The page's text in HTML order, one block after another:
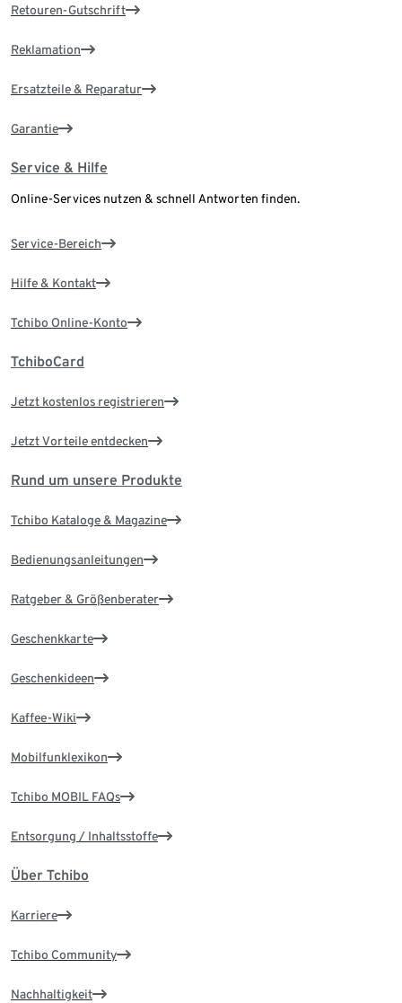
Retouren-Gutschrift
Reklamation
Ersatzteile & Reparatur
Garantie
Service & Hilfe
Online-Services nutzen & schnell Antworten finden.
Service-Bereich
Hilfe & Kontakt
Tchibo Online-Konto
TchiboCard
Jetzt kostenlos registrieren
Jetzt Vorteile entdecken
Rund um unsere Produkte
Tchibo Kataloge & Magazine
Bedienungsanleitungen
Ratgeber & Größenberater
Geschenkkarte
Geschenkideen
Kaffee-Wiki
Mobilfunklexikon
Tchibo MOBIL FAQs
Entsorgung / Inhaltsstoffe
Über Tchibo
Karriere
Tchibo Community
Nachhaltigkeit